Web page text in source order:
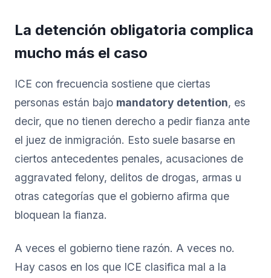
La detención obligatoria complica
mucho más el caso
ICE con frecuencia sostiene que ciertas
personas están bajo mandatory detention, es
decir, que no tienen derecho a pedir fianza ante
el juez de inmigración. Esto suele basarse en
ciertos antecedentes penales, acusaciones de
aggravated felony, delitos de drogas, armas u
otras categorías que el gobierno afirma que
bloquean la fianza.
A veces el gobierno tiene razón. A veces no.
Hay casos en los que ICE clasifica mal a la